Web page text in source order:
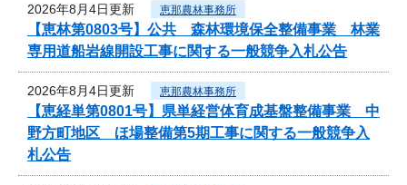
2026年8月4日更新 恵那農林事務所
【恵林第0803号】公共 森林環境保全整備事業 林業
専用道船岩線開設工事に関する一般競争入札公告
2026年8月4日更新 恵那農林事務所
【恵経単第0801号】県単経営体育成基盤整備事業 中
野方町地区 ほ場整備第5期工事に関する一般競争入
札公告